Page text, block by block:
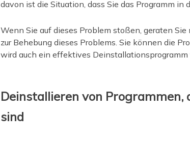
davon ist die Situation, dass Sie das Programm
Wenn Sie auf dieses Problem stoßen, geraten
zur Behebung dieses Problems. Sie können die
wird auch ein effektives Deinstallationsprogramm
Deinstallieren von
sind